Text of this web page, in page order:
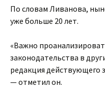
По словам Ливанова,
уже больше 20 лет.
«Важно
законодательства в
редакция действующего
— отметил он.